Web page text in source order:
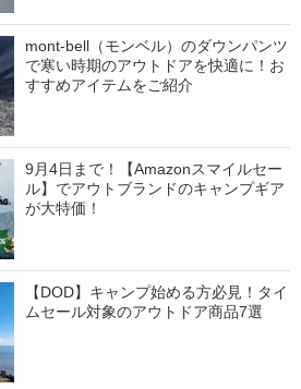
mont-bell（モンベル）のダウンパンツ
で寒い時期のアウトドアを快適に！お
すすめアイテムをご紹介
9月4日まで！【Amazonスマイルセー
ル】でアウトブランドのキャンプギア
が大特価！
【DOD】キャンプ始める方必見！タイ
ムセール対象のアウトドア商品7選